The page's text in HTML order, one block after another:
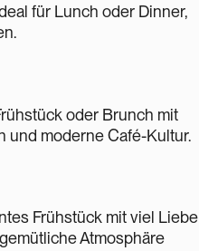
für Lunch oder Dinner,
oder Brunch mit
und moderne Café-Kultur.
Frühstück mit viel Liebe
Atmosphäre